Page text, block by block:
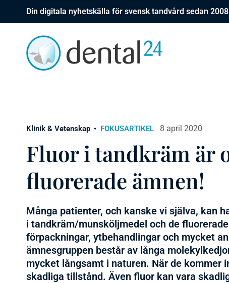
Din digitala nyhetskälla för svensk tandvård sedan
Klinik & Vetenskap FOKUSARTIKEL 8 april 2020
Fluor i tandkräm är
fluorerade ämnen!
Många patienter, och kanske vi själva, kan
i tandkräm/munsköljmedel och de
förpackningar, ytbehandlingar och mycket
ämnesgruppen består av långa
mycket långsamt i naturen. När de kommer
skadliga tillstånd. Även fluor kan vara